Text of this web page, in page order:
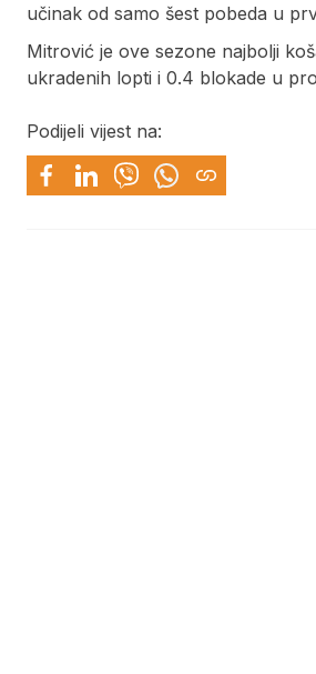
učinak od samo šest pobeda u
Mitrović je ove sezone najbolji
ukradenih lopti i 0.4 blokade u
Podijeli vijest na: